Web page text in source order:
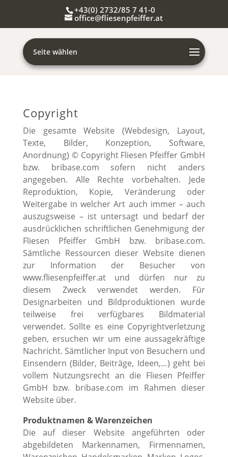
+43(0) 2732/85 7 41-0
office@fliesenpfeiffer.at
Seite wählen
Copyright
Die gesamte Website (Webdesign, Layout,
Texte, Bilder, Konzeption, Software,
Anordnung) © Copyright Fliesen Pfeiffer GmbH
bzw. bribase.com sofern nicht anders
angegeben. Alle Rechte vorbehalten. Jede
Reproduktion, Kopie, Veränderung oder
Weitergabe in welcher Art auch immer – auch
auszugsweise – ist untersagt und bedarf der
ausdrücklichen schriftlichen Genehmigung der
Fliesen Pfeiffer GmbH bzw. bribase.com.
Sämtliche Ressourcen dieser Website dienen
zur Information der Besucher von
www.fliesenpfeiffer.at und dürfen nur zu
diesem Zweck verwendet werden. Für
Designarbeiten und Bildproduktionen wurde
teilweise frei verfügbares Bildmaterial
verwendet. Sollte es eine Copyrightverletzung
geben, ersuchen wir um eine aussagekräftige
Nachricht. Sämtlicher Input von Besuchern und
Einsendern (Bilder, Beiträge, Ideen,…) geht bei
vollem Nutzungsrecht an die Fliesen Pfeiffer
GmbH bzw. bribase.com im Rahmen dieser
Website über.
Produktnamen & Warenzeichen
Die auf dieser Website angeführten oder
abgebildeten Markennamen, Firmennamen,